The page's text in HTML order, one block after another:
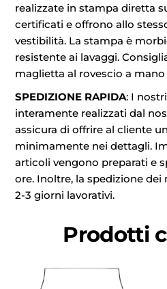
realizzate in stampa diretta
certificati e offrono allo
vestibilità. La stampa è
resistente ai lavaggi.
maglietta al rovescio a mano
SPEDIZIONE RAPIDA: I
interamente realizzati dal
assicura di offrire al cliente
minimamente nei dettagli.
articoli vengono preparati e
ore. Inoltre, la spedizione
2-3 giorni lavorativi.
Prodotti